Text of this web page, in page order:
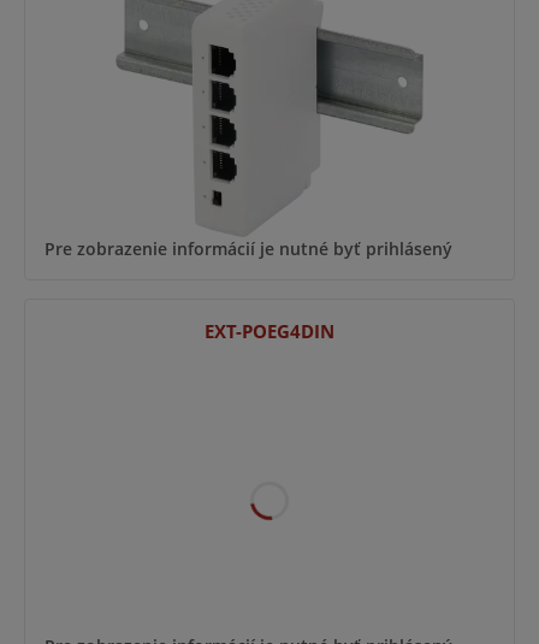
Pre zobrazenie informácií je nutné byť prihlásený
EXT-POEG4DIN